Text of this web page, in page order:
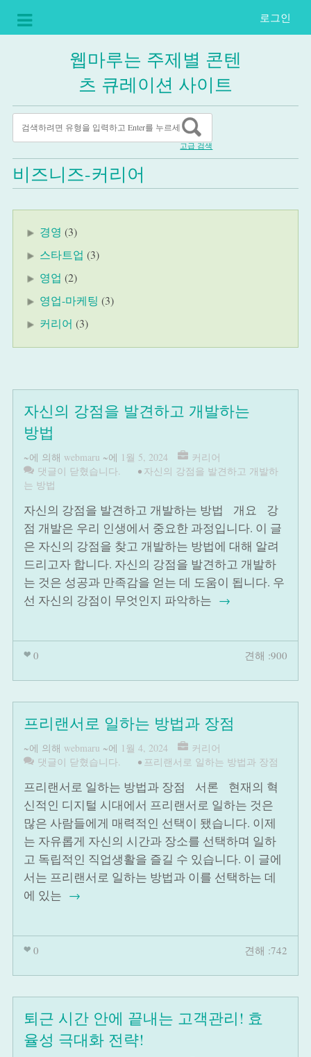
로그인
웹마루는 주제별 콘텐
츠 큐레이션 사이트
고급 검색
비즈니즈-커리어
경영 (3)
스타트업 (3)
영업 (2)
영업-마케팅 (3)
커리어 (3)
자신의 강점을 발견하고 개발하는
방법
~에 의해 webmaru ~에 1월 5, 2024
커리어
댓글이 닫혔습니다.
• 자신의 강점을 발견하고 개발하
는 방법
자신의 강점을 발견하고 개발하는 방법 개요 강
점 개발은 우리 인생에서 중요한 과정입니다. 이 글
은 자신의 강점을 찾고 개발하는 방법에 대해 알려
드리고자 합니다. 자신의 강점을 발견하고 개발하
는 것은 성공과 만족감을 얻는 데 도움이 됩니다. 우
선 자신의 강점이 무엇인지 파악하는 →
0 견해 :900
프리랜서로 일하는 방법과 장점
~에 의해 webmaru ~에 1월 4, 2024
커리어
댓글이 닫혔습니다.
• 프리랜서로 일하는 방법과 장점
프리랜서로 일하는 방법과 장점 서론 현재의 혁
신적인 디지털 시대에서 프리랜서로 일하는 것은
많은 사람들에게 매력적인 선택이 됐습니다. 이제
는 자유롭게 자신의 시간과 장소를 선택하며 일하
고 독립적인 직업생활을 즐길 수 있습니다. 이 글에
서는 프리랜서로 일하는 방법과 이를 선택하는 데
에 있는 →
0 견해 :742
퇴근 시간 안에 끝내는 고객관리! 효
율성 극대화 전략!